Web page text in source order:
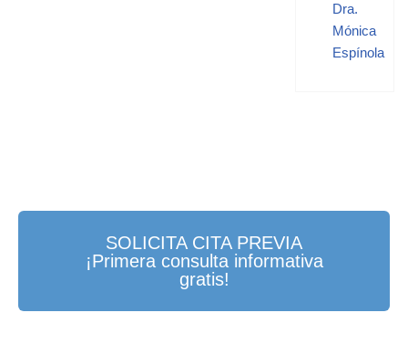
Dra.
Mónica
Espínola
SOLICITA CITA PREVIA
¡Primera consulta informativa
gratis!